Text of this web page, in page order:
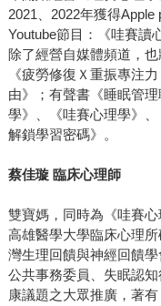
2021、2022年獲得
Youtube節目：《哇賽讀
除了經營自媒體頻道，
《疲勞修復Ｘ重振專注
由》；有聲書《睡眠管
學》、《哇賽心理學》
解鎖學習密碼》。
蔡佳璇 臨床心理師
雙寶媽，同時為《哇賽
高雄醫學大學臨床心理
灣生理回饋與神經回饋
公共事務委員、失眠認
康議題之大眾推廣，著